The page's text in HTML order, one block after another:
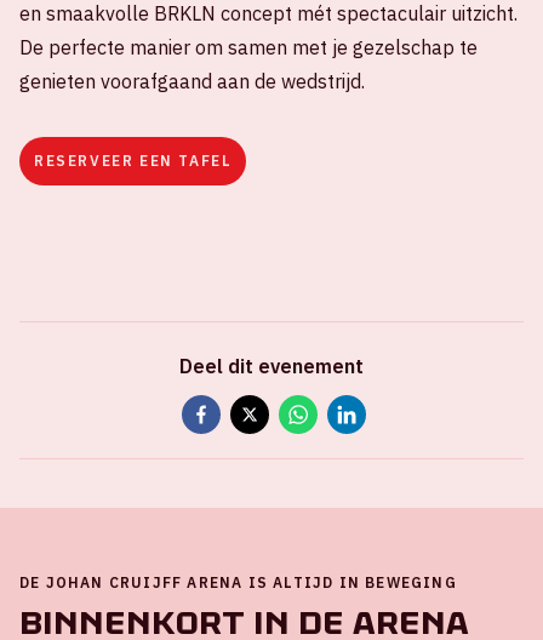
en smaakvolle BRKLN concept mét spectaculair uitzicht.
De perfecte manier om samen met je gezelschap te
genieten voorafgaand aan de wedstrijd.
RESERVEER EEN TAFEL
Deel dit evenement
DE JOHAN CRUIJFF ARENA IS ALTIJD IN BEWEGING
Binnenkort in de ArenA